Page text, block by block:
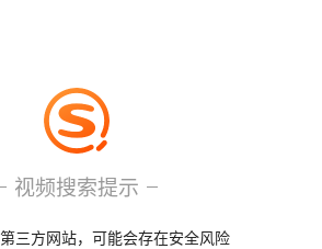
视频搜索提示
三方网站，可能会存在安全风险